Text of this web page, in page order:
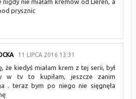
nigdy nie miałam kremów od Lieren, a
prysznic
11 LIPCA 2016 13:31
że kiedyś miałam krem z tej serii, był
w tv to kupiłam, jeszcze zanim
. teraz bym po niego nie sięgnęła